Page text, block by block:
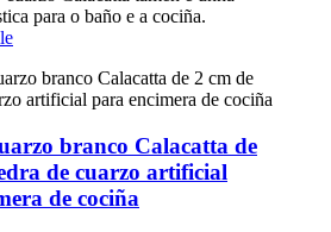
para o baño e a cociña.
branco Calacatta de
de cuarzo artificial
de cociña